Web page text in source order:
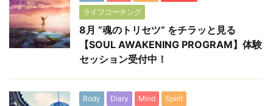
ライフコーチング
8月 ”魂のトリセツ” をチラッと見る
【SOUL AWAKENING PROGRAM】体験
セッション受付中！
Body Diary Mind Spirit